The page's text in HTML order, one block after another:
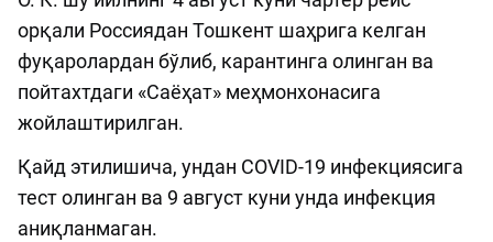
орқали Россиядан Тошкент шаҳрига келган
фуқаролардан бўлиб, карантинга олинган ва
пойтахтдаги «Саёҳат» меҳмонхонасига
жойлаштирилган.
Қайд этилишича, ундан COVID-19 инфекциясига
тест олинган ва 9 август куни унда инфекция
аниқланмаган.